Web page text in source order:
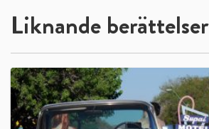
Liknande berättelser